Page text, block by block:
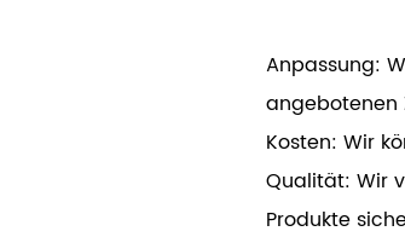
Anpassung:
angebotenen
Kosten: Wir
Qualität: Wir
Produkte